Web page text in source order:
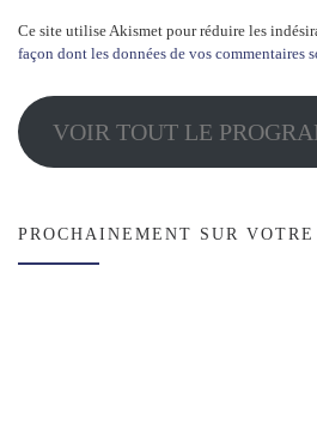
Ce site utilise Akismet pour réduire les
façon dont les données de vos commentaires
VOIR TOUT LE
PROCHAINEMENT SUR